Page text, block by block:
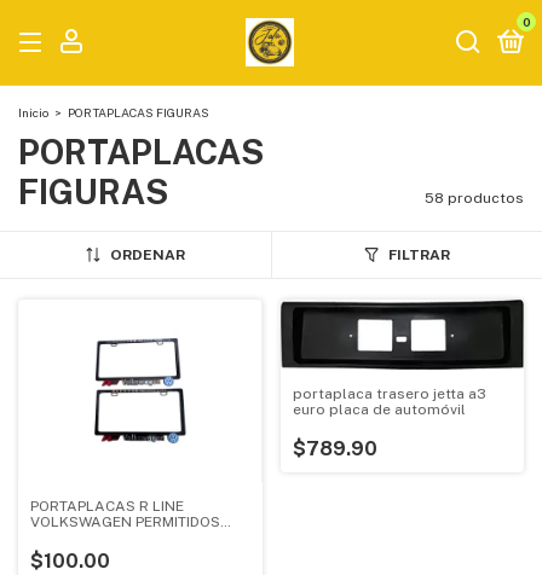
0
Inicio > PORTAPLACAS FIGURAS
PORTAPLACAS
FIGURAS
58 productos
ORDENAR FILTRAR
PORTAPLACAS R LINE
VOLKSWAGEN PERMITIDOS
$100.00
portaplaca trasero jetta a3
euro placa de automóvil
$789.90